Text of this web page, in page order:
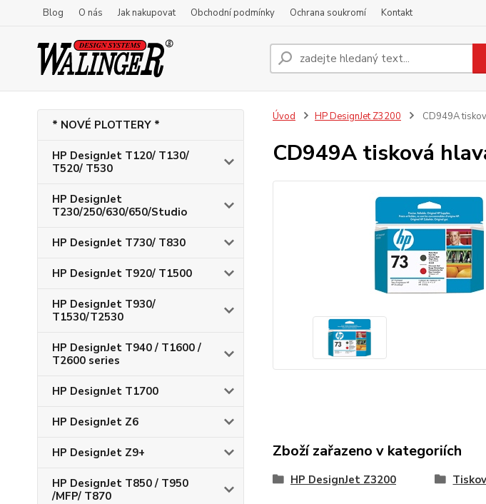
Blog O nás Jak nakupovat Obchodní podmínky Ochrana soukromí Kontakt
* NOVÉ PLOTTERY *
HP DesignJet T120/ T130/
T520/ T530
HP DesignJet
T230/250/630/650/Studio
HP DesignJet T730/ T830
HP DesignJet T920/ T1500
HP DesignJet T930/
T1530/T2530
HP DesignJet T940 / T1600 /
T2600 series
HP DesignJet T1700
HP DesignJet Z6
HP DesignJet Z9+
HP DesignJet T850 / T950
/MFP/ T870
Úvod HP DesignJet Z3200 CD949A
CD949A tisková
Zboží zařazeno v kategoriích
HP DesignJet Z3200